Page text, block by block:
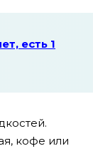
есть 1
кофе или